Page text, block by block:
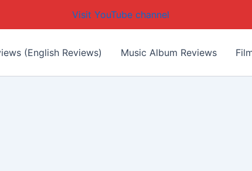
Visit YouTube channel
(English Reviews) Music Album Reviews